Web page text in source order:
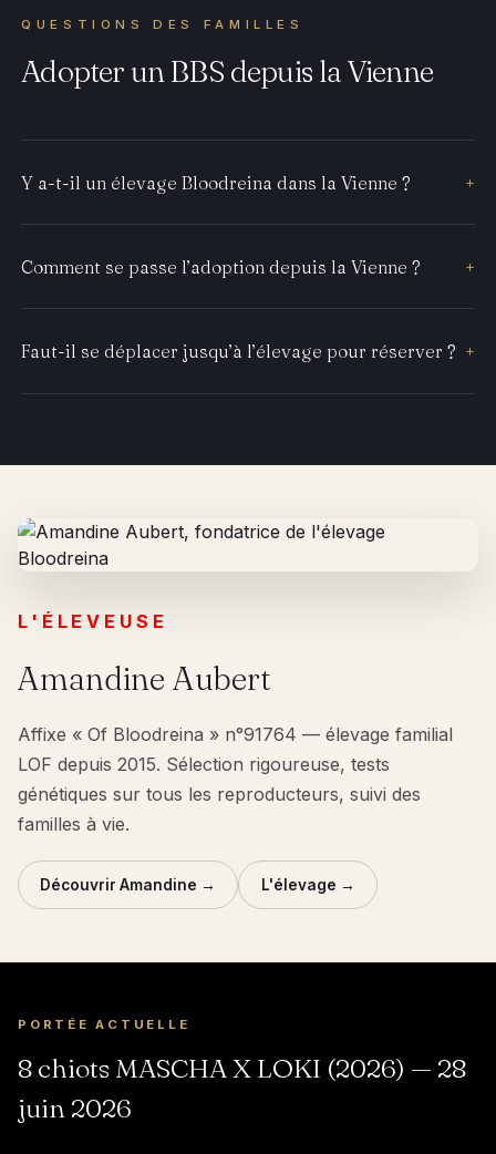
QUESTIONS DES FAMILLES
Adopter un BBS depuis la Vienne
Y a-t-il un élevage Bloodreina dans la Vienne ? +
Comment se passe l’adoption depuis la Vienne ? +
Faut-il se déplacer jusqu’à l’élevage pour réserver ? +
L'ÉLEVEUSE
Amandine Aubert
Affixe « Of Bloodreina » n°91764 — élevage familial
LOF depuis 2015. Sélection rigoureuse, tests
génétiques sur tous les reproducteurs, suivi des
familles à vie.
Découvrir Amandine → L'élevage →
PORTÉE ACTUELLE
8 chiots MASCHA X LOKI (2026) — 28
juin 2026